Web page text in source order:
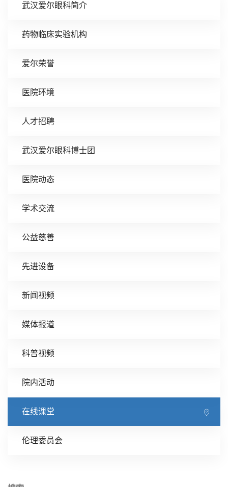
武汉爱尔眼科简介
药物临床实验机构
爱尔荣誉
医院环境
人才招聘
武汉爱尔眼科博士团
医院动态
学术交流
公益慈善
先进设备
新闻视频
媒体报道
科普视频
院内活动
在线课堂
伦理委员会